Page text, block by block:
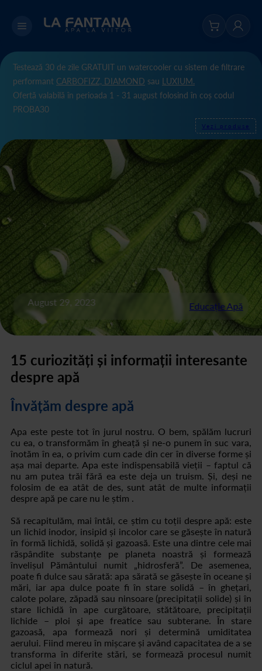
Testează 30 de zile GRATUIT un watercooler cu sistem de filtrare
performant CARBOFIZZ, DIAMOND sau LUXIUM.
Ofertă valabilă în perioada 1 - 31 august folosind în coș codul
PROBA30
Vezi produse
August 29, 2023 Educație Apă
15 curiozități și informații interesante
despre apă
Învățăm despre apă
Apa este peste tot în jurul nostru. O bem, spălăm lucruri
cu ea, o transformăm în gheață și ne-o punem în suc vara,
înotăm în ea, o privim cum cade din cer în diverse forme și
așa mai departe. Apa este indispensabilă vieții – faptul că
nu am putea trăi fără ea este deja un truism. Și, deși ne
folosim de ea atât de des, sunt atât de multe informații
despre apă pe care nu le știm .
Să recapitulăm, mai întâi, ce știm cu toții despre apă: este
un lichid inodor, insipid și incolor care se găsește în natură
în formă lichidă, solidă și gazoasă. Este una dintre cele mai
răspândite substanțe pe planeta noastră și formează
învelișul Pământului numit „hidrosferă”. De asemenea,
poate fi dulce sau sărată: apa sărată se găsește în oceane și
mări, iar apa dulce poate fi în stare solidă – în ghețari,
calote polare, zăpadă sau ninsoare (precipitații solide) și în
stare lichidă în ape curgătoare, stătătoare, precipitații
lichide – ploi și ape freatice sau subterane. În stare
gazoasă, apa formează nori și determină umiditatea
aerului. Fiind mereu în mișcare și având capacitatea de a se
transforma în diferite stări, se formează procesul numit
ciclul apei în natură.